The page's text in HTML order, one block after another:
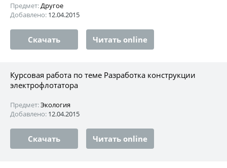
Предмет:Другое
Добавлено: 12.04.2015
Скачать Читать online
Курсовая работа по теме Разработка конструкции
электрофлотатора
Предмет:Экология
Добавлено: 12.04.2015
Скачать Читать online